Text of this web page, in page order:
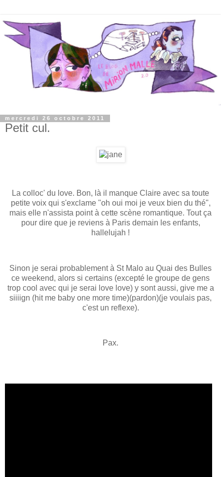
mercredi 26 octobre 2011
Petit cul.
La colloc' du love. Bon, là il manque Claire avec sa toute
petite voix qui s'exclame "oh oui moi je veux bien du thé",
mais elle n'assista point à cette scène romantique. Tout ça
pour dire que je reviens à Paris demain les enfants,
hallelujah !
Sinon je serai probablement à St Malo au Quai des Bulles
ce weekend, alors si certains (excepté le groupe de gens
trop cool avec qui je serai love love) y sont aussi, give me a
siiiign (hit me baby one more time)(pardon)(je voulais pas,
c'est un reflexe).
Pax.